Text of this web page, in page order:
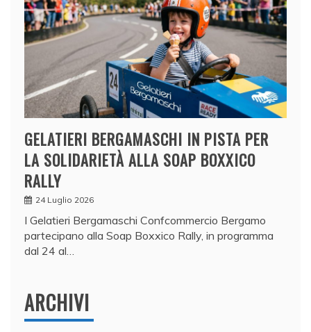
GELATIERI BERGAMASCHI IN PISTA PER
LA SOLIDARIETÀ ALLA SOAP BOXXICO
RALLY
24 Luglio 2026
I Gelatieri Bergamaschi Confcommercio Bergamo
partecipano alla Soap Boxxico Rally, in programma
dal 24 al…
ARCHIVI